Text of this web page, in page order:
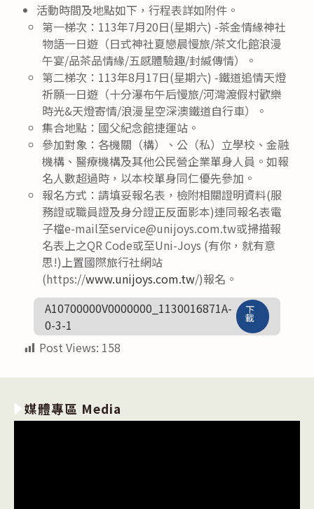
活動時間及地點如下，行程表詳如附件。
第一梯次：113年7月20日(星期六) -茶金情緣神社
物語一日遊（日式神社夏戀晨慢旅/茶文化館浪漫
午宴/品茶品情緣/五感體驗趣/封緘傳情）。
第二梯次：113年8月17日(星期六) -鐵道追情天燈
祈願一日遊（十分瀑布午后慢旅/河灣渡假村歡樂
時光&天燈寄情/浪漫星空深澳鐵道自行車）。
集合地點：國父紀念館捷運站。
參加對象：各機關（構）、公（私）立學校、金融
機構、醫療機構及其他公民營企業單身人員。如報
名人數超過時，以本校單身同仁優先參加。
報名方式：請填妥報名表，檢附相關證明資料(服
務證或職員證及身分證正反面影本)連同報名表電
子檔e-mail至service@unijoys.com.tw或掃描報
名表上之QR Code或至Uni-Joys (有你，就有意
思!)上置國際旅行社網站
(https://www.unijoys.com.tw/)報名。
A10700000V0000000_1130016871A-
0-3-1
下
載
Post Views: 158
媒體專區 Media